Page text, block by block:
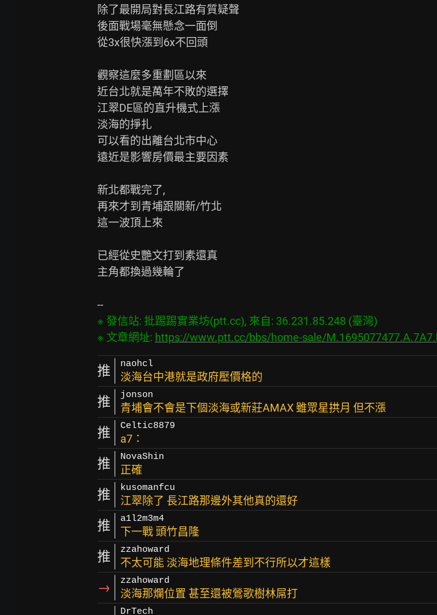
除了最開局對長江路有質疑聲
後面戰場毫無懸念一面倒
從3x很快漲到6x不回頭
觀察這麼多重劃區以來
近台北就是萬年不敗的選擇
江翠DE區的直升機式上漲
淡海的掙扎
可以看的出離台北市中心
遠近是影響房價最主要因素
新北都戰完了,
再來才到青埔跟關新/竹北
這一波頂上來
已經從史艷文打到素還真
主角都換過幾輪了
※ 發信站: 批踢踢實業坊(ptt.cc), 來自: 36.231.85.248 (臺灣)
※ 文章網址: https://www.ptt.cc/bbs/home-sale/
推 naohcl
淡海台中港就是政府壓價格的
推 jonson
青埔會不會是下個淡海或新莊AMAX 雖眾星拱月 但不漲
推 Celtic8879
a7：
推 NovaShin
正確
推 kusomanfcu
江翠除了 長江路那邊外其他真的還好
推 a1l2m3m4
下一戰 頭竹昌隆
推 zzahoward
不太可能 淡海地理條件差到不行所以才這樣
→ zzahoward
淡海那爛位置 甚至還被鶯歌樹林屌打
DrTech